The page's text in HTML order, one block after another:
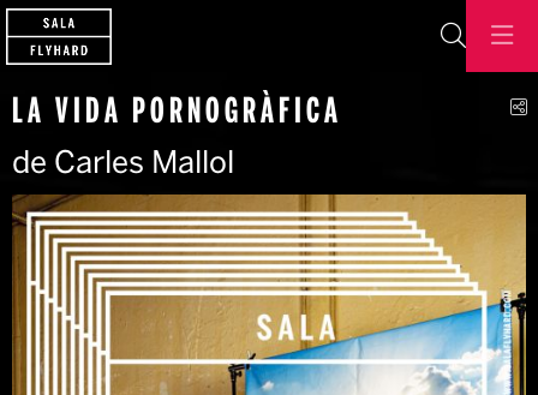
LA VIDA PORNOGRÀFICA
de Carles Mallol